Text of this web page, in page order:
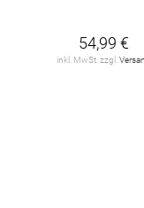
54,99 €
inkl. MwSt. zzgl.